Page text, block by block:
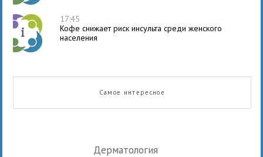
17:45
Кофе снижает риск инсульта среди женского
населения
Самое интересное
Дерматология